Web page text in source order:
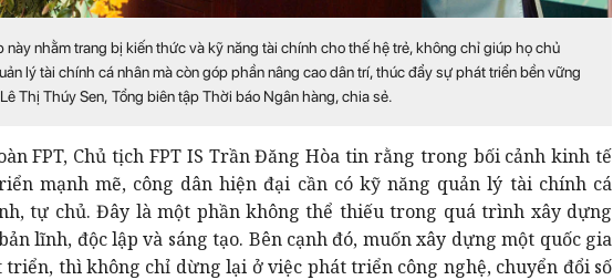
này nhằm trang bị kiến thức và kỹ năng tài chính cho thế hệ trẻ, không chỉ giúp họ chủ
lý tài chính cá nhân mà còn góp phần nâng cao dân trí, thúc đẩy sự phát triển bền vững
Thị Thúy Sen, Tổng biên tập Thời báo Ngân hàng, chia sẻ.
FPT, Chủ tịch FPT IS Trần Đăng Hòa tin rằng trong bối cảnh kinh tế
mạnh mẽ, công dân hiện đại cần có kỹ năng quản lý tài chính cá
tự chủ. Đây là một phần không thể thiếu trong quá trình xây dựng
lĩnh, độc lập và sáng tạo. Bên cạnh đó, muốn xây dựng một quốc gia
triển, thì không chỉ dừng lại ở việc phát triển công nghệ, chuyển đổi số